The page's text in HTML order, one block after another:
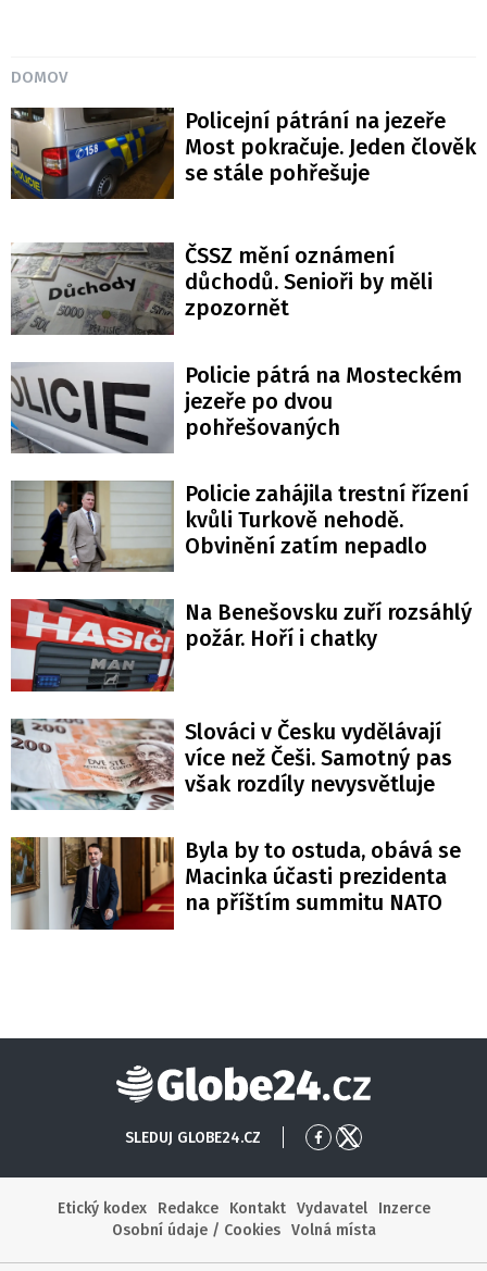
DOMOV
Policejní pátrání na jezeře
Most pokračuje. Jeden člověk
se stále pohřešuje
ČSSZ mění oznámení
důchodů. Senioři by měli
zpozornět
Policie pátrá na Mosteckém
jezeře po dvou
pohřešovaných
Policie zahájila trestní řízení
kvůli Turkově nehodě.
Obvinění zatím nepadlo
Na Benešovsku zuří rozsáhlý
požár. Hoří i chatky
Slováci v Česku vydělávají
více než Češi. Samotný pas
však rozdíly nevysvětluje
Byla by to ostuda, obává se
Macinka účasti prezidenta
na příštím summitu NATO
Globe24
SLEDUJ GLOBE24.CZ
Přejít
Facebook
Přejít
X
Etický kodex
Redakce Kontakt Vydavatel
Inzerce
Osobní údaje / Cookies
Volná místa